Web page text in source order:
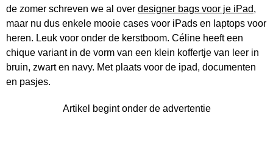
de zomer schreven we al over designer bags voor je iPad,
maar nu dus enkele mooie cases voor iPads en laptops voor
heren. Leuk voor onder de kerstboom. Céline heeft een
chique variant in de vorm van een klein koffertje van leer in
bruin, zwart en navy. Met plaats voor de ipad, documenten
en pasjes.
Artikel begint onder de advertentie